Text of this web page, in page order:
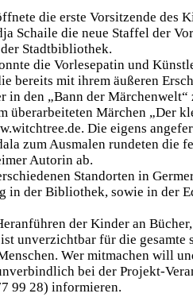
die erste Vorsitzende des
Schaile die neue Staffel der
Stadtbibliothek.
die Vorlesepatin und
bereits mit ihrem äußeren
in den „Bann der Märchenwelt“
überarbeiteten Märchen „Der
Die eigens
zum Ausmalen rundeten die
Autorin ab.
Standorten in
in der Bibliothek, sowie in der
der Kinder an
unverzichtbar für die gesamte
Wer mitmachen will
bei der Projekt-
99 28) informieren.